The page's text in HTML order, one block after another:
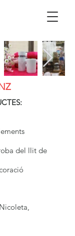
del llit de